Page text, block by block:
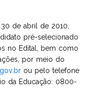
de abril de 2010,
pré-selecionado
no Edital, bem como
por meio do
ou pelo telefone
da Educação: 0800-